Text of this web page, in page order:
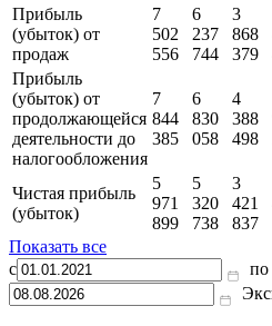
Прибыль
(убыток) от
продаж
7
502
556
6
237
744
3
868
379
Прибыль
(убыток) от
продолжающейся
деятельности до
налогообложения
7
844
385
6
830
058
4
388
498
Чистая прибыль
(убыток)
5
971
899
5
320
738
3
421
837
Показать все
с
по